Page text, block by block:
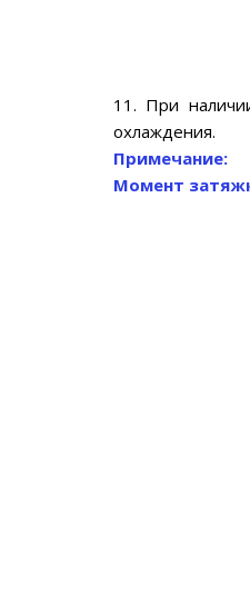
11. При
охлаждения.
Примечание:
Момент